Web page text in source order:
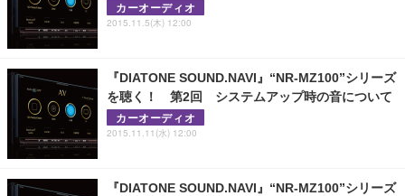
カーオーディオ
2015.11.5(木) 12:00
『DIATONE SOUND.NAVI』“NR-MZ100”シリーズ
を聴く！ 第2回 システムアップ時の音について
カーオーディオ
2015.11.11(水) 12:00
『DIATONE SOUND.NAVI』“NR-MZ100”シリーズ